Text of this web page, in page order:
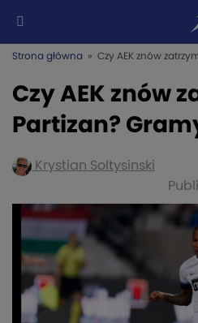
Strona główna » Czy AEK znów
Czy AEK znów
Partizan?
Krystian Soltysinski